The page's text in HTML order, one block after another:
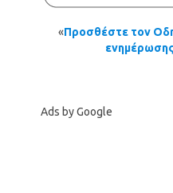
«Προσθέστε τον
Ads by Google